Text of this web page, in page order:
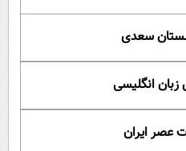
سعدی
انگلیسی
عصر ایران